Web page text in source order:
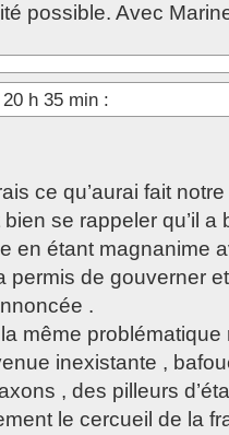
possible. Avec
h 35 min :
ce qu’aurai fait
se rappeler qu’il a
en étant magnanime
permis de gouverner
.
même
inexistante ,
, des pilleurs
le cercueil de la